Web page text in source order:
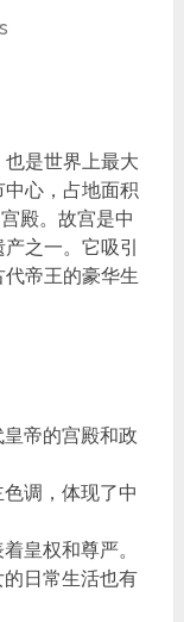
是世界上最大
心，占地面积
殿。故宫是中
之一。它吸引
帝王的豪华生
帝的宫殿和政
调，体现了中
皇权和尊严。
日常生活也有